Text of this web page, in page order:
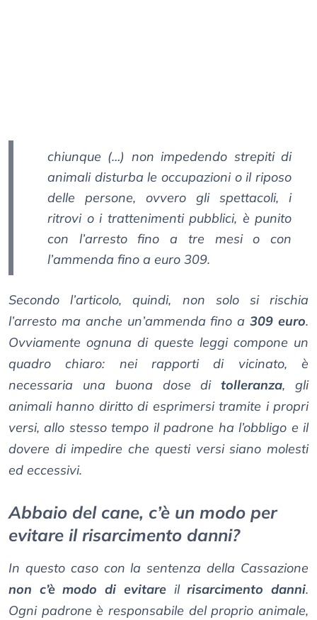
chiunque (…) non impedendo strepiti di
animali disturba le occupazioni o il riposo
delle persone, ovvero gli spettacoli, i
ritrovi o i trattenimenti pubblici, è punito
con l’arresto fino a tre mesi o con
l’ammenda fino a euro 309.
Secondo l’articolo, quindi, non solo si rischia
l’arresto ma anche un’ammenda fino a309 euro.
Ovviamente ognuna di queste leggi compone un
quadro chiaro: nei rapporti di vicinato, è
necessaria una buona dose ditolleranza, gli
animali hanno diritto di esprimersi tramite i propri
versi, allo stesso tempo il padrone ha l’obbligo e il
dovere di impedire che questi versi siano molesti
ed eccessivi.
Abbaio del cane, c’è un modo per
evitare il risarcimento danni?
In questo caso con la sentenza della Cassazione
non c’è modo di evitareilrisarcimento danni.
Ogni padrone è responsabile del proprio animale,